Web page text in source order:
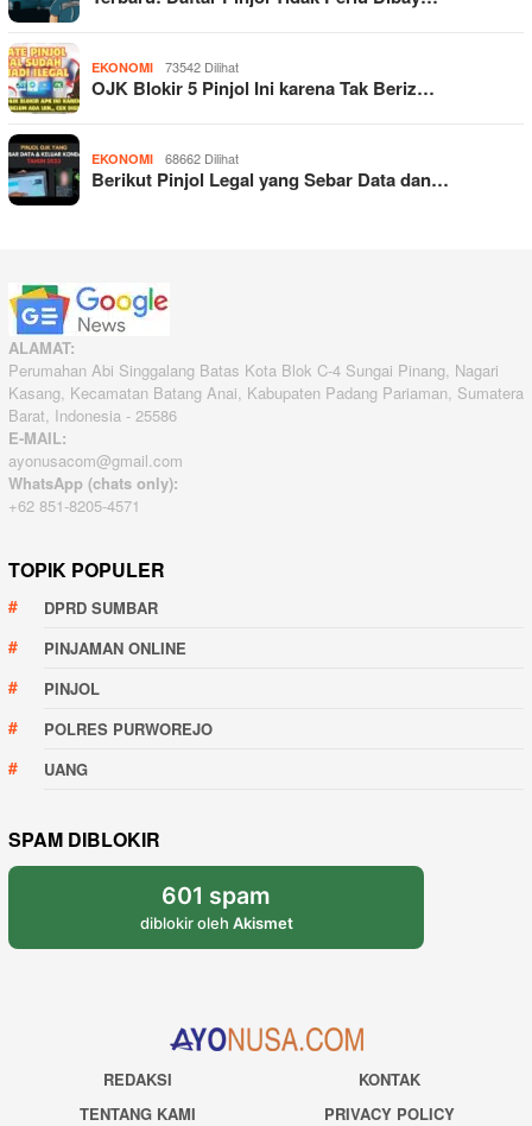
EKONOMI 73542 Dilihat
OJK Blokir 5 Pinjol Ini karena Tak Beriz…
EKONOMI 68662 Dilihat
Berikut Pinjol Legal yang Sebar Data dan…
ALAMAT:
Perumahan Abi Singgalang Batas Kota Blok C-4 Sungai Pinang, Nagari
Kasang, Kecamatan Batang Anai, Kabupaten Padang Pariaman, Sumatera
Barat, Indonesia - 25586
E-MAIL:
ayonusacom@gmail.com
WhatsApp (chats only):
+62 851-8205-4571
TOPIK POPULER
DPRD SUMBAR
PINJAMAN ONLINE
PINJOL
POLRES PURWOREJO
UANG
SPAM DIBLOKIR
601 spam
diblokir oleh Akismet
REDAKSI
KONTAK
TENTANG KAMI
PRIVACY POLICY